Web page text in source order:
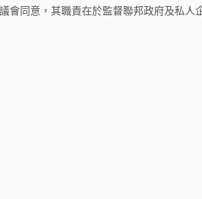
會同意，其職責在於監督聯邦政府及私人